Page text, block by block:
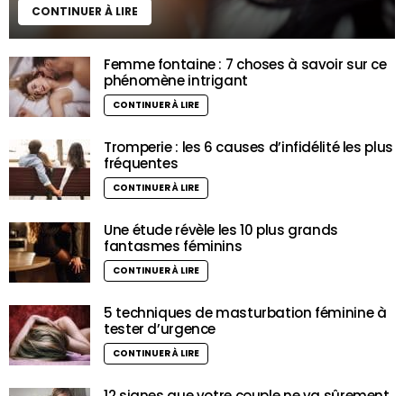
CONTINUER À LIRE
Femme fontaine : 7 choses à savoir sur ce
phénomène intrigant
CONTINUER À LIRE
Tromperie : les 6 causes d’infidélité les plus
fréquentes
CONTINUER À LIRE
Une étude révèle les 10 plus grands
fantasmes féminins
CONTINUER À LIRE
5 techniques de masturbation féminine à
tester d’urgence
CONTINUER À LIRE